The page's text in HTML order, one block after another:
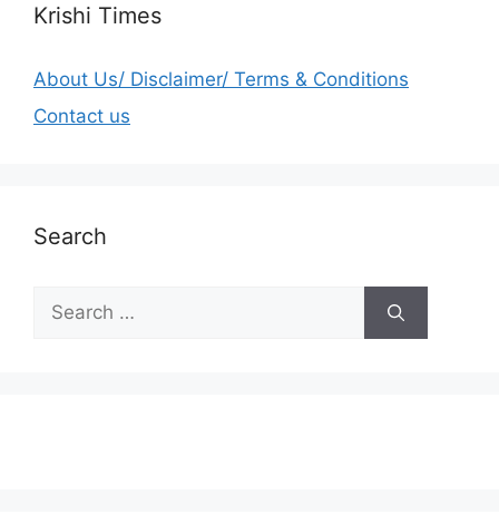
Krishi Times
About Us/ Disclaimer/ Terms & Conditions
Contact us
Search